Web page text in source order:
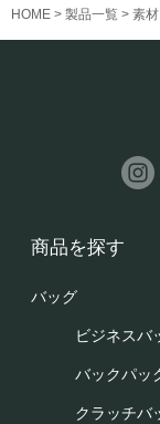
HOME 製品一覧 素材
商品を探す
バッグ
ビジネスバ
バックパッ
クラッチバ